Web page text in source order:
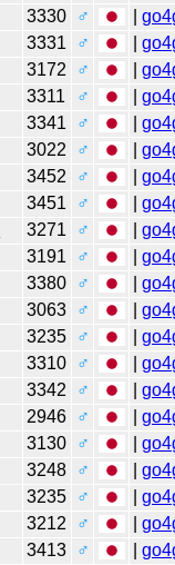
3330 ♂ |
3331 ♂ |
3172 ♂ |
3311 ♂ |
3341 ♂ |
3022 ♂ |
3452 ♂ |
3451 ♂ |
3271 ♂ |
3191 ♂ |
3380 ♂ |
3063 ♂ |
3235 ♂ |
3310 ♂ |
3342 ♂ |
2946 ♂ |
3130 ♂ |
3248 ♂ |
3235 ♂ |
3212 ♂ |
3413 ♂ |